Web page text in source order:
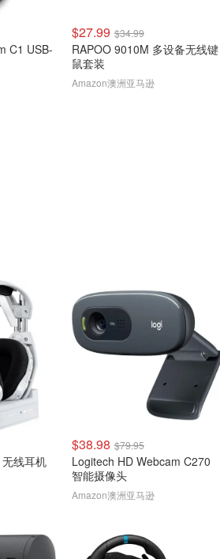
C1 USB-
$27.99 $34.99
RAPOO 9010M 多设备无线键
鼠套装
Amazon澳洲亚马逊
线耳机
$38.98 $79.95
Logitech HD Webcam C270
智能摄像头
Amazon澳洲亚马逊